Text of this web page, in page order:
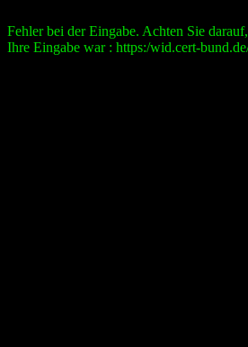
Fehler bei der Eingabe. Achten Sie
Ihre Eingabe war : https:/wid.cert-